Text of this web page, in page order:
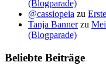
(Blogparade)
@cassiopeia zu
Tanja Bannerzu
(Blogparade)
Beliebte Beiträge